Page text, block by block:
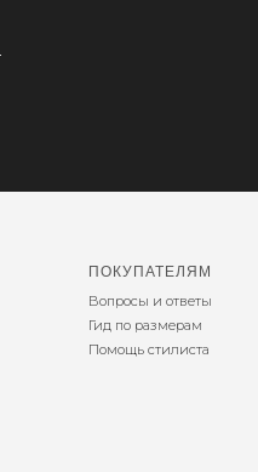
ПОКУПАТЕЛЯМ
Вопросы и ответы
Гид по размерам
Помощь стилиста